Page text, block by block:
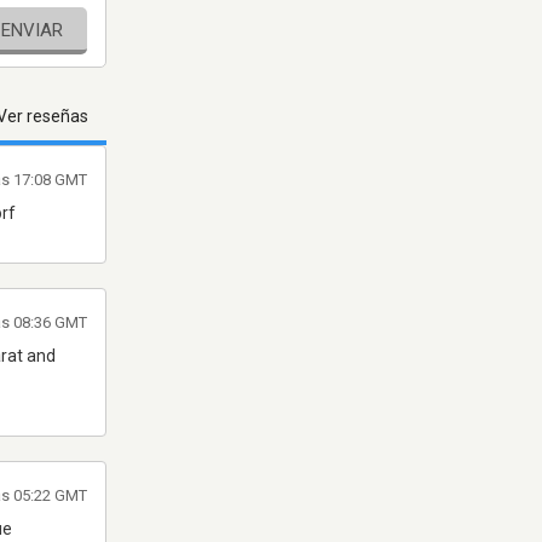
ENVIAR
reseñas
17:08 GMT
and
08:36 GMT
05:22 GMT